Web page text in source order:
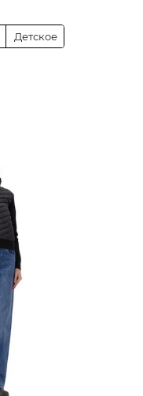
Детское